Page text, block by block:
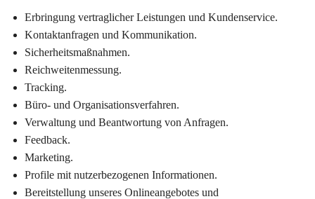
Erbringung vertraglicher Leistungen und Kundenservice.
Kontaktanfragen und Kommunikation.
Sicherheitsmaßnahmen.
Reichweitenmessung.
Tracking.
Büro- und Organisationsverfahren.
Verwaltung und Beantwortung von Anfragen.
Feedback.
Marketing.
Profile mit nutzerbezogenen Informationen.
Bereitstellung unseres Onlineangebotes und